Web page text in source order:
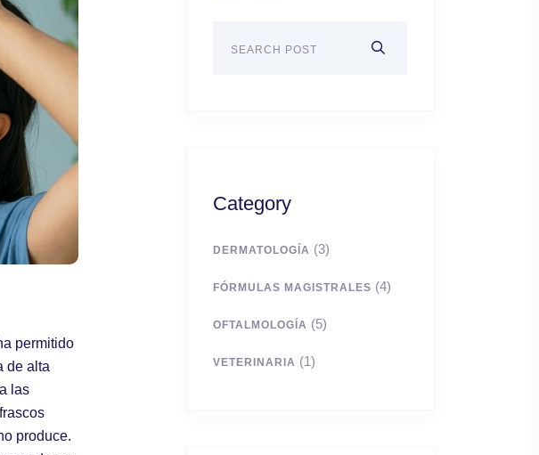
permitido
de alta
las
produce.
Category
DERMATOLOGÍA (3)
FÓRMULAS MAGISTRALES (4)
OFTALMOLOGÍA (5)
VETERINARIA (1)